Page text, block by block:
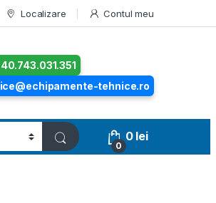
Localizare Contul meu
tehnice.ro
0
0 lei